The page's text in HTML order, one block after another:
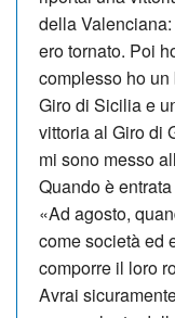
della
ero tornato. Poi
complesso ho
Giro di Sicilia e
vittoria al Giro di
mi sono messo
Quando è
«Ad agosto,
come società ed
comporre il loro
Avrai